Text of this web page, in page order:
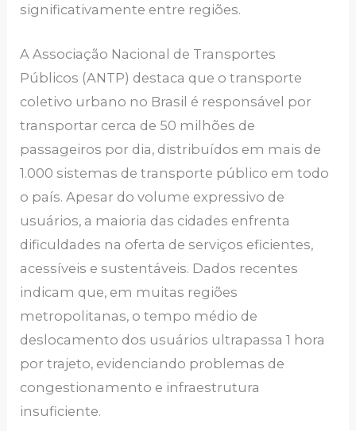
significativamente entre regiões.
A Associação Nacional de Transportes
Públicos (ANTP) destaca que o transporte
coletivo urbano no Brasil é responsável por
transportar cerca de 50 milhões de
passageiros por dia, distribuídos em mais de
1.000 sistemas de transporte público em todo
o país. Apesar do volume expressivo de
usuários, a maioria das cidades enfrenta
dificuldades na oferta de serviços eficientes,
acessíveis e sustentáveis. Dados recentes
indicam que, em muitas regiões
metropolitanas, o tempo médio de
deslocamento dos usuários ultrapassa 1 hora
por trajeto, evidenciando problemas de
congestionamento e infraestrutura
insuficiente.